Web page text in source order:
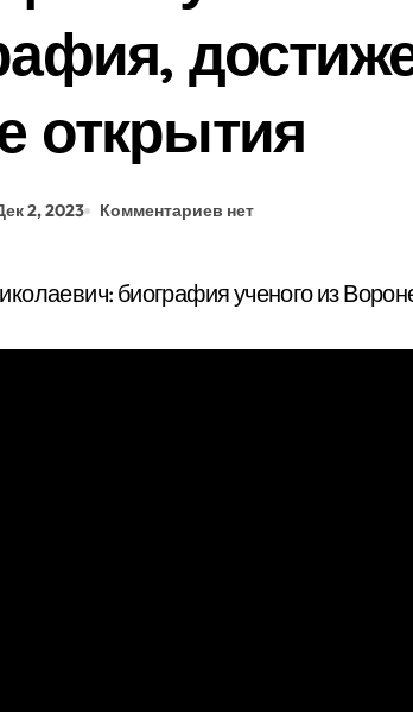
открытия
2, 2023 Комментариев нет